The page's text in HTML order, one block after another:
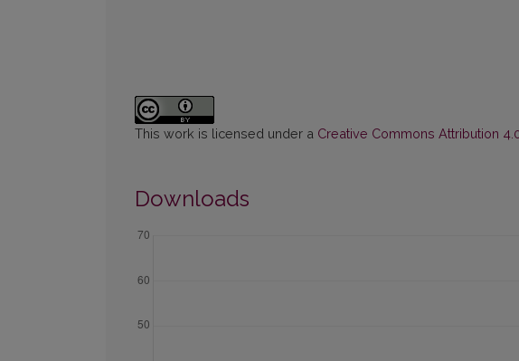
This work is licensed under a Creative Commons Attribution
Downloads